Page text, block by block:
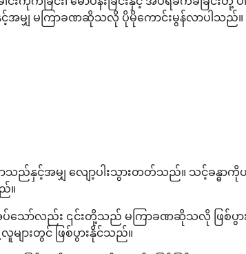
မျှ မကြာခဏဆိုသလို ပိုမိုကောင်းမွန်လာပါသည်။
လာသည်နှင့်အမျှ လျော့ပါးသွားတတ်သည်။ သင့်ခ
။
ော်လည်း ၎င်းတို့သည် မကြာခဏဆိုသလို ဖြစ်ပွားလ
ျားတွင် ဖြစ်ပွားနိုင်သည်။